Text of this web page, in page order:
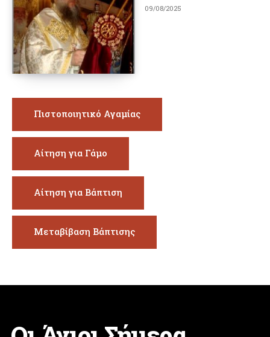
09/08/2025
Πιστοποιητικό Αγαμίας
Αίτηση για Γάμο
Αίτηση για Βάπτιση
Μεταβίβαση Βάπτισης